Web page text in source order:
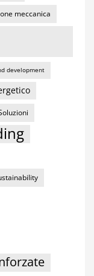
meccanica
development